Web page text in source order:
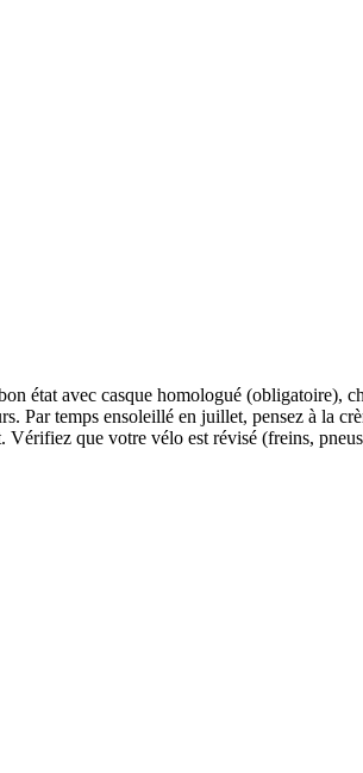
état avec casque homologué (obligatoire),
Par temps ensoleillé en juillet, pensez à la
Vérifiez que votre vélo est révisé (freins,